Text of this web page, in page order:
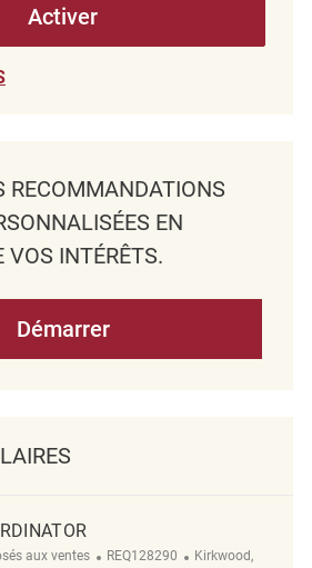
Activer
RECOMMANDATIONS
EN
VOS INTÉRÊTS.
Démarrer
aux ventes ReqId
REQ128290 Emplacement
Kirkwood,